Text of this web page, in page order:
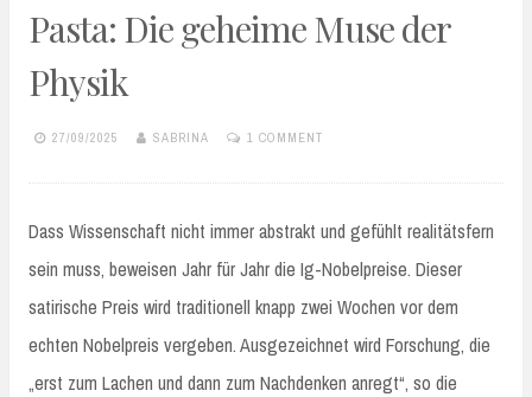
Pasta: Die geheime Muse der
Physik
27/09/2025 SABRINA 1 COMMENT
Dass Wissenschaft nicht immer abstrakt und gefühlt realitätsfern
sein muss, beweisen Jahr für Jahr die Ig-Nobelpreise. Dieser
satirische Preis wird traditionell knapp zwei Wochen vor dem
echten Nobelpreis vergeben. Ausgezeichnet wird Forschung, die
„erst zum Lachen und dann zum Nachdenken anregt“, so die